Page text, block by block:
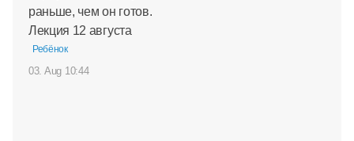
раньше, чем он готов.
Лекция 12 августа
Ребёнок
03. Aug 10:44